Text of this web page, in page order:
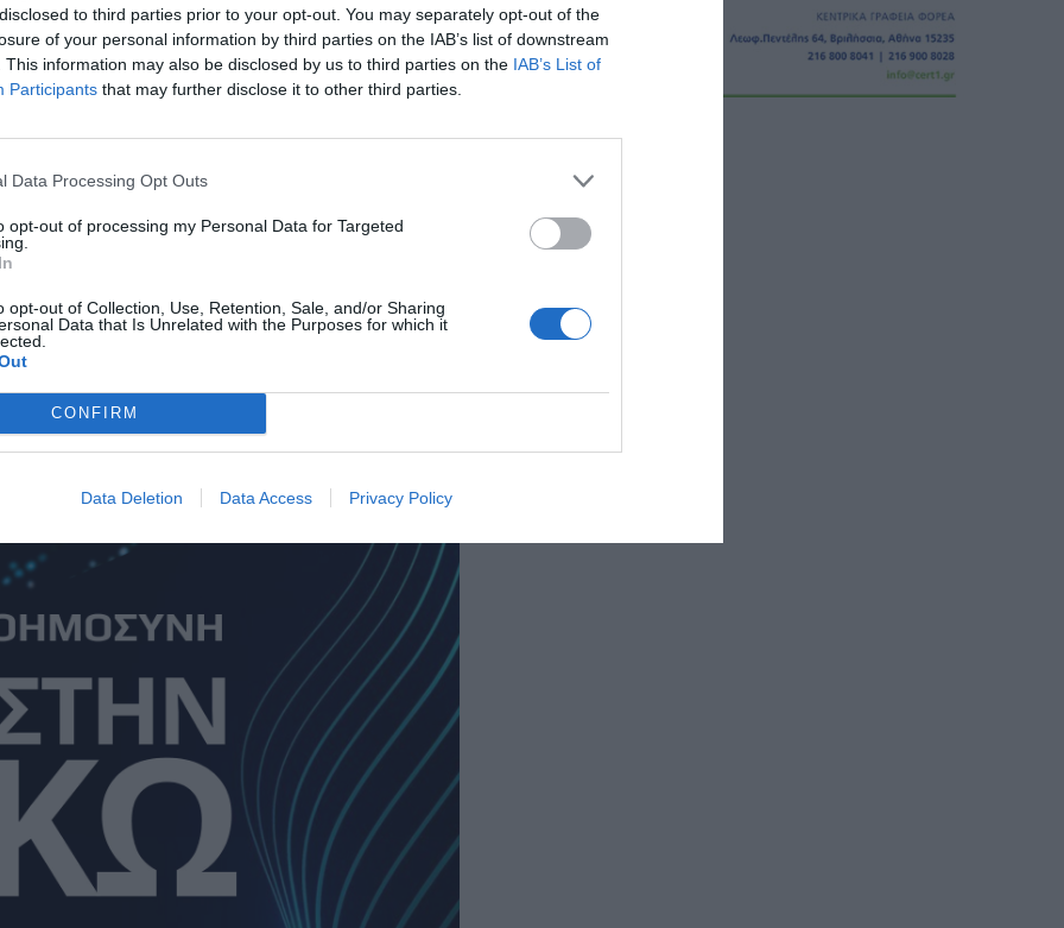
to third parties prior to your opt-out. You may separately opt-out of the
of your personal information by third parties on the IAB’s list of downstream
This information may also be disclosed by us to third parties on the IAB’s List of
Participants that may further disclose it to other third parties.
Data Processing Opt Outs
opt-out of processing my Personal Data for Targeted
opt-out of Collection, Use, Retention, Sale, and/or Sharing
Data that Is Unrelated with the Purposes for which it
CONFIRM
Data Deletion Data Access Privacy Policy
MLEngineer–CYI | Υποψ. Διδάκτορας
το μέλλον, από έναν συντοπίτη, για τους